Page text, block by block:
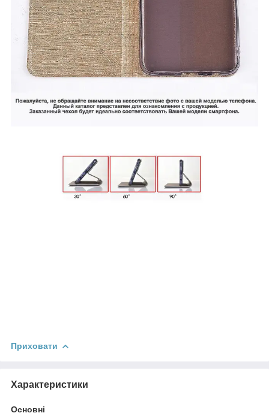
Приховати
Характеристики
Основні